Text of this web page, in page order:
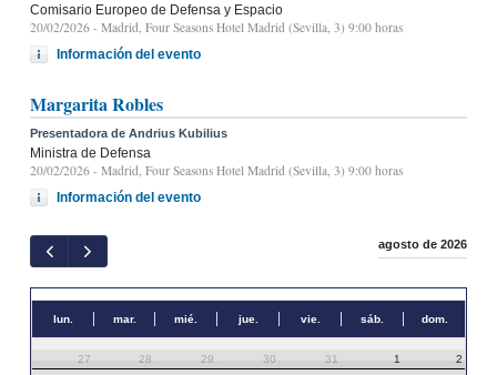
Comisario Europeo de Defensa y Espacio
20/02/2026 - Madrid, Four Seasons Hotel Madrid (Sevilla, 3) 9:00 horas
Información del evento
Margarita Robles
Presentadora de Andrius Kubilius
Ministra de Defensa
20/02/2026 - Madrid, Four Seasons Hotel Madrid (Sevilla, 3) 9:00 horas
Información del evento
agosto de 2026
lun. mar. mié. jue. vie. sáb. dom.
27 28 29 30 31 1 2